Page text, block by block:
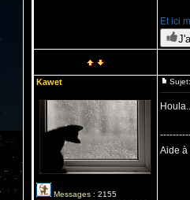
Et ici
Kawet
Messages : 2155
Aide à